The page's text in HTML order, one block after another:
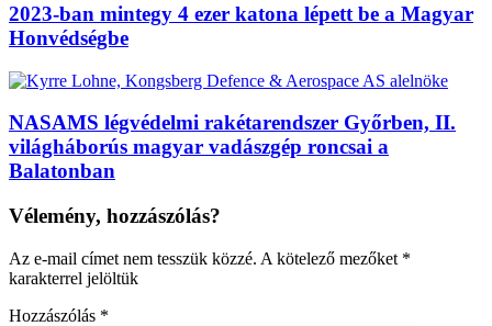
2023-ban mintegy 4 ezer katona lépett be a Magyar
Honvédségbe
NASAMS légvédelmi rakétarendszer Győrben, II.
világháborús magyar vadászgép roncsai a
Balatonban
Vélemény, hozzászólás?
Az e-mail címet nem tesszük közzé. A kötelező mezőket *
karakterrel jelöltük
Hozzászólás *